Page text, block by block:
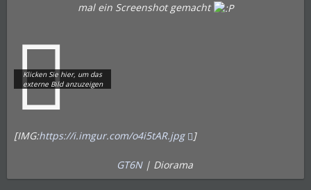
mal ein Screenshot gemacht
[IMG:https://i.imgur.com/o4i5tAR.jpg ]
GT6N| Diorama